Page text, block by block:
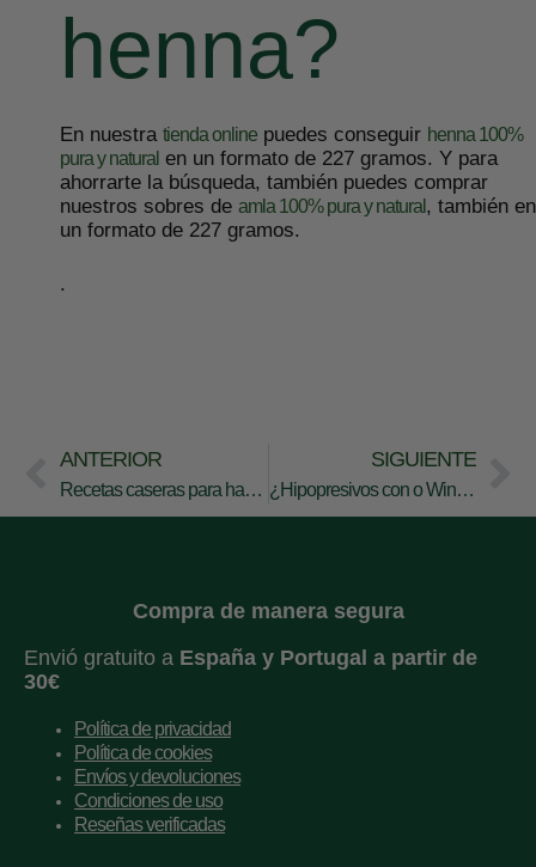
henna?
En nuestra tienda online puedes conseguir henna 100%
pura y natural en un formato de 227 gramos. Y para
ahorrarte la búsqueda, también puedes comprar
nuestros sobres de amla 100% pura y natural , también en
un formato de 227 gramos.
.
ANTERIOR
Recetas caseras para hacer tu mascarilla facial según tu tipo de piel
SIGUIENTE
¿Hipopresivos con o Winner Flow o sin Winner Flow?
Compra de manera segura
Envió gratuito a España y Portugal a partir de
30€
Política de privacidad
Política de cookies
Envíos y devoluciones
Condiciones de uso
Reseñas verificadas